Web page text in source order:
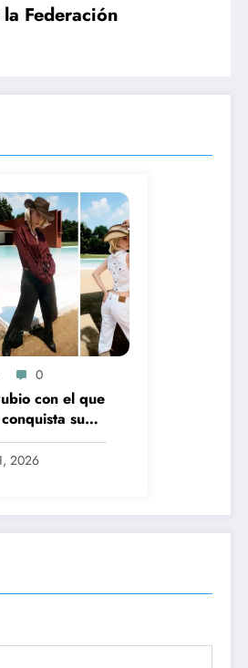
Federación
0
con el que
su
de
2026